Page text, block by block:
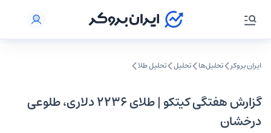
ایران بروکر تحلیل‌ها تحلیل‌ تحلیل طلا
گزارش هفتگی کیتکو | طلای ۲۲۳۶ دلاری، طلوعی
درخشان